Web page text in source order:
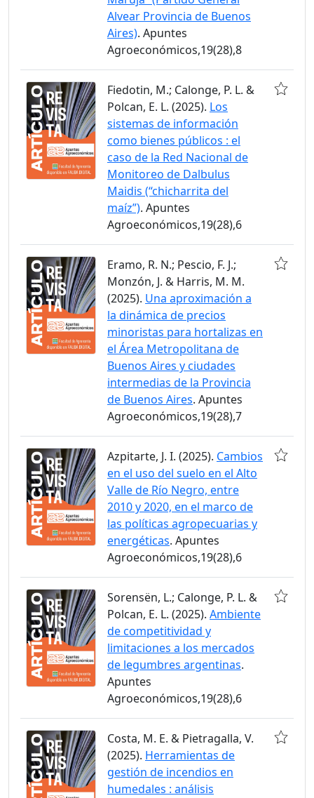
Alvear Provincia de Buenos
Aires). Apuntes
Agroeconómicos,19(28),8
Fiedotin, M.; Calonge, P. L. &
Polcan, E. L. (2025). Los
sistemas de información
como bienes públicos : el
caso de la Red Nacional de
Monitoreo de Dalbulus
Maidis (“chicharrita del
maíz”). Apuntes
Agroeconómicos,19(28),6
Eramo, R. N.; Pescio, F. J.;
Monzón, J. & Harris, M. M.
(2025). Una aproximación a
la dinámica de precios
minoristas para hortalizas en
el Área Metropolitana de
Buenos Aires y ciudades
intermedias de la Provincia
de Buenos Aires. Apuntes
Agroeconómicos,19(28),7
Azpitarte, J. I. (2025). Cambios
en el uso del suelo en el Alto
Valle de Río Negro, entre
2010 y 2020, en el marco de
las políticas agropecuarias y
energéticas. Apuntes
Agroeconómicos,19(28),6
Sorensën, L.; Calonge, P. L. &
Polcan, E. L. (2025). Ambiente
de competitividad y
limitaciones a los mercados
de legumbres argentinas.
Apuntes
Agroeconómicos,19(28),6
Costa, M. E. & Pietragalla, V.
(2025). Herramientas de
gestión de incendios en
humedales : análisis